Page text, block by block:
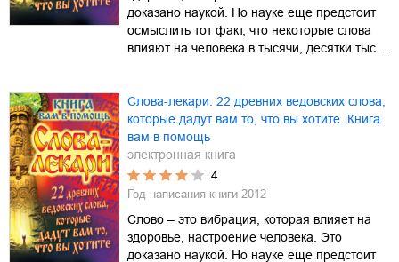
доказано наукой. Но науке еще предстоит
осмыслить тот факт, что некоторые слова
влияют на человека в тысячи, десятки тыс…
Слова-лекари. 22 древних ведовских слова,
которые дадут вам то, что вы хотите. Книга
вам в помощь
электронная книга
4
Год написания книги 2012
Слово – это вибрация, которая влияет на
здоровье, настроение человека. Это
доказано наукой. Но науке еще предстоит